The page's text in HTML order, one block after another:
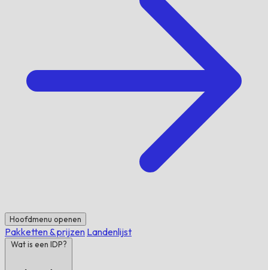
Hoofdmenu openen
Pakketten & prijzen Landenlijst
Wat is een IDP?